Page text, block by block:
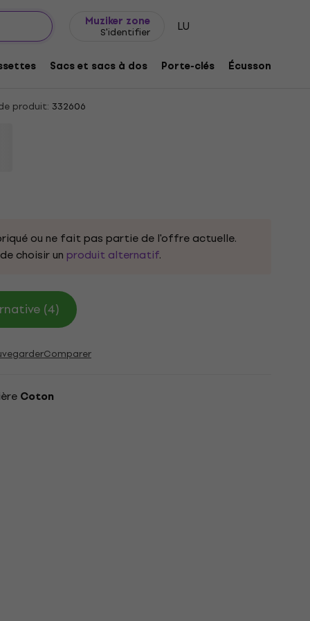
Muziker zone
S'identifier LU
Sacs et sacs à dos Porte-clés Écussons/
Skull Black M T-shirt
produit: 332606
ou ne fait pas partie de l'offre actuelle.
choisir un produit alternatif.
(4)
Comparer
Coton